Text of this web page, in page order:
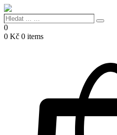
Hledat
...
…
Search
0
0 Kč 0 items